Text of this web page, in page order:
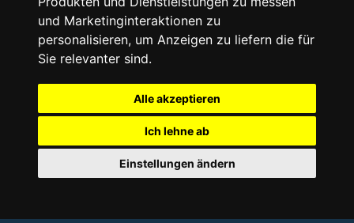
und Marketinginteraktionen zu
personalisieren, um Anzeigen zu liefern die für
Sie relevanter sind.
Alle akzeptieren
Ich lehne ab
Einstellungen ändern